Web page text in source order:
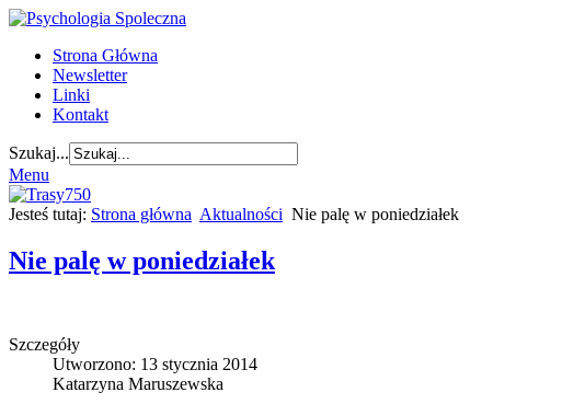
Strona Główna
Newsletter
Linki
Kontakt
Szukaj...
Menu
Jesteś tutaj: Strona główna Aktualności Nie palę w poniedziałek
Nie palę w poniedziałek
Szczegóły
Utworzono: 13 stycznia 2014
Katarzyna Maruszewska